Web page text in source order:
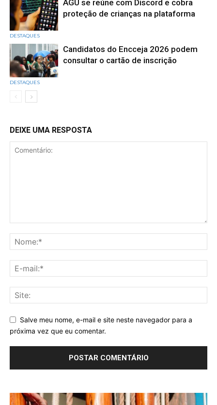
DESTAQUES
AGU se reúne com Discord e cobra
proteção de crianças na plataforma
DESTAQUES
Candidatos do Encceja 2026 podem
consultar o cartão de inscrição
DEIXE UMA RESPOSTA
Salve meu nome, e-mail e site neste navegador para a
próxima vez que eu comentar.